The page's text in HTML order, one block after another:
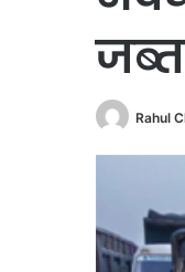
जब्त
Rahul